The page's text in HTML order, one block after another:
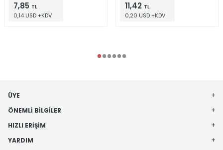
7,85 TL
0,14 USD +KDV
11,42 TL
0,20 USD +KDV
ÜYE
ÖNEMLI BILGILER
HIZLI ERIŞIM
YARDIM